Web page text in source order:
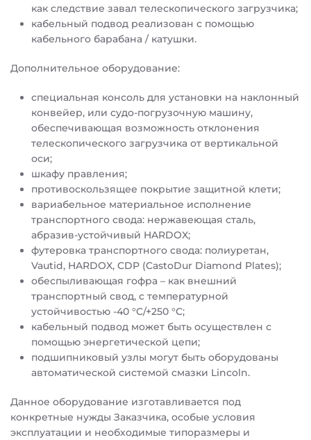
как следствие завал телескопического загрузчика;
кабельный подвод реализован с помощью
кабельного барабана / катушки.
Дополнительное оборудование:
специальная консоль для установки на наклонный
конвейер, или судо-погрузочную машину,
обеспечивающая возможность отклонения
телескопического загрузчика от вертикальной
оси;
шкафу правления;
противоскользящее покрытие защитной клети;
вариабельное материальное исполнение
транспортного свода: нержавеющая сталь,
абразив-устойчивый HARDOX;
футеровка транспортного свода: полиуретан,
Vautid, HARDOX, CDP (CastoDur Diamond Plates);
обеспыливающая гофра – как внешний
транспортный свод, с температурной
устойчивостью -40 °C/+250 °C;
кабельный подвод может быть осуществлен с
помощью энергетической цепи;
подшипниковый узлы могут быть оборудованы
автоматической системой смазки Lincoln.
Данное оборудование изготавливается под
конкретные нужды Заказчика, особые условия
эксплуатации и необходимые типоразмеры и